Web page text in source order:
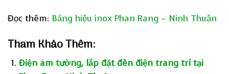
Đọc thêm: Bảng hiệu inox Phan Rang – Ninh Thuận
Tham Khảo Thêm:
Điện âm tường, lắp đặt đèn điện trang trí tại